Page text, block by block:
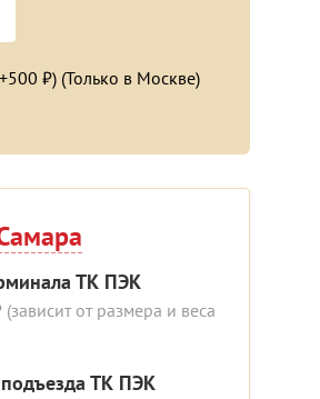
₽) (Только в Москве)
ТК ПЭК
от размера и веса
ТК ПЭК